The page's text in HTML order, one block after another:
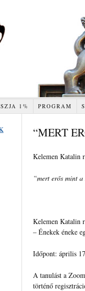
SZJA 1% PROGRAM
“MERT
Kelemen Katalin
“mert erős mint
Kelemen Katalin
– Énekek éneke
Időpont: április
A tanulást a
történő